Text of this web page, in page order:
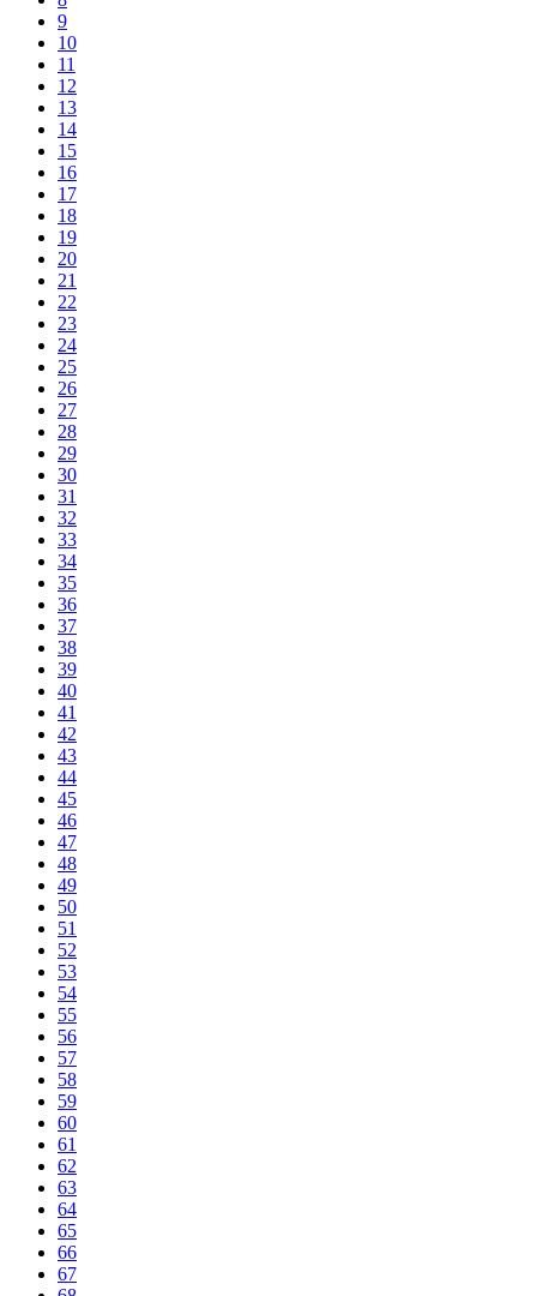
9
10
11
12
13
14
15
16
17
18
19
20
21
22
23
24
25
26
27
28
29
30
31
32
33
34
35
36
37
38
39
40
41
42
43
44
45
46
47
48
49
50
51
52
53
54
55
56
57
58
59
60
61
62
63
64
65
66
67